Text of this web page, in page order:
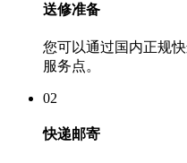
送修准备
您可以通过国内正规
服务点。
02
快递邮寄